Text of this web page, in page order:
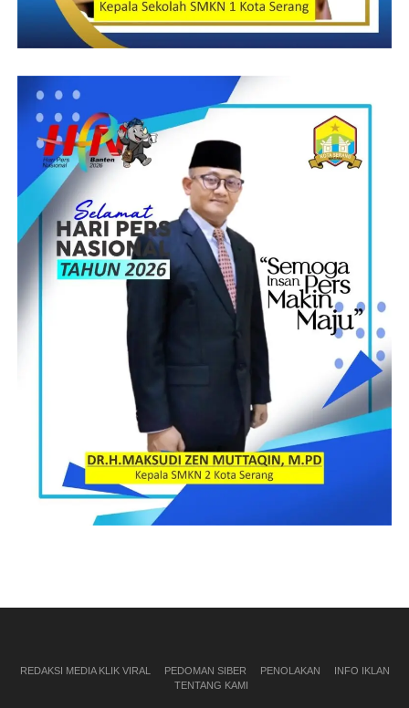
Limau yang ada di Pekon Badak yang mana telah menciptakan
Pekon Badak ini terutama generasi generasi penerus didalam
MTs An Nazar dipekon badak ini bisa melahirkan anak didiknya
yang kedepan bisa tampil berprestasi ditingkat kecamatan,
kabupaten maupun provinsi hingga internasional,” Tutupnya
Muhizar.
Solahuddin
Post Views: 27
REDAKSI MEDIA KLIK VIRAL PEDOMAN SIBER PENOLAKAN
INFO IKLAN
TENTANG KAMI